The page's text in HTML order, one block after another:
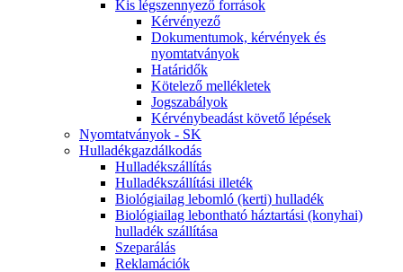
Kis légszennyező források
Kérvényező
Dokumentumok, kérvények és
nyomtatványok
Határidők
Kötelező mellékletek
Jogszabályok
Kérvénybeadást követő lépések
Nyomtatványok - SK
Hulladékgazdálkodás
Hulladékszállítás
Hulladékszállítási illeték
Biológiailag lebomló (kerti) hulladék
Biológiailag lebontható háztartási (konyhai)
hulladék szállítása
Szeparálás
Reklamációk